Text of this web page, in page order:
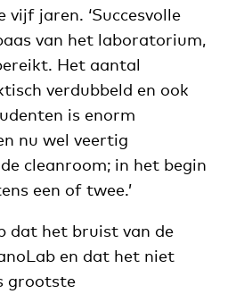
vijf jaren. ‘Succesvolle
van het laboratorium,
Het aantal
verdubbeld en ook
is enorm
nu wel veertig
cleanroom; in het begin
een of twee.’
dat het bruist van de
en dat het niet
grootste